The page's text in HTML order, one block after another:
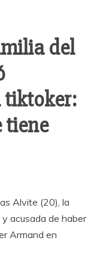
del
tiktoker:
tiene
Alvite (20), la
acusada de haber
Armand en